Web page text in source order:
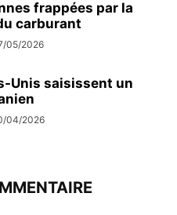
frappées par la
carburant
05/2026
Unis saisissent un
04/2026